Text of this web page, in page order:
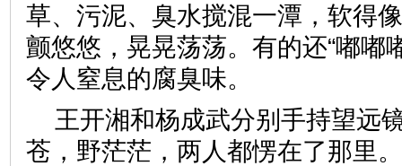
草、污泥、臭水搅混一潭，软得
颤悠悠，晃晃荡荡。有的还“嘟嘟
令人窒息的腐臭味。
王开湘和杨成武分别手持望远
苍，野茫茫，两人都愣在了那里。